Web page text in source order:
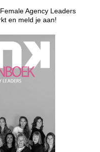
Agency Leaders
en meld je aan!